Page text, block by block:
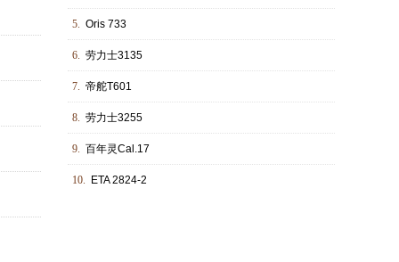
5. Oris 733
6. 劳力士3135
7. 帝舵T601
8. 劳力士3255
9. 百年灵Cal.17
10. ETA 2824-2